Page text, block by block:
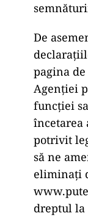
De
pagina
Agenției
funcției
încetarea
potrivit
să ne
eliminați
dreptul la